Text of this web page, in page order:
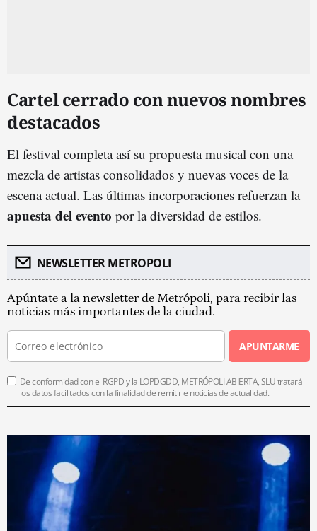
Cartel cerrado con nuevos nombres
destacados
El festival completa así su propuesta musical con una
mezcla de artistas consolidados y nuevas voces de la
escena actual. Las últimas incorporaciones refuerzan la
apuesta del evento por la diversidad de estilos.
NEWSLETTER METROPOLI
Apúntate a la newsletter de Metrópoli, para recibir las
noticias más importantes de la ciudad.
APUNTARME
De conformidad con el RGPD y la LOPDGDD, METRÓPOLI ABIERTA, SLU tratará
los datos facilitados con la finalidad de remitirle noticias de actualidad.